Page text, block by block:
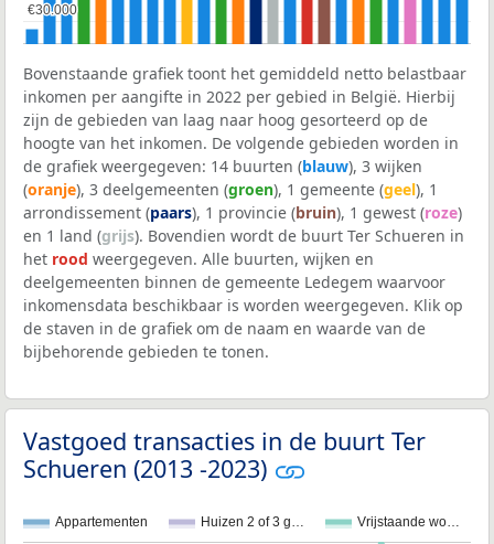
€30.000
€30.000
Bovenstaande grafiek toont het gemiddeld netto belastbaar
inkomen per aangifte in 2022 per gebied in België. Hierbij
zijn de gebieden van laag naar hoog gesorteerd op de
hoogte van het inkomen. De volgende gebieden worden in
de grafiek weergegeven: 14 buurten (blauw), 3 wijken
(oranje), 3 deelgemeenten (groen), 1 gemeente (geel), 1
arrondissement (paars), 1 provincie (bruin), 1 gewest (roze)
en 1 land (grijs). Bovendien wordt de buurt Ter Schueren in
het rood weergegeven. Alle buurten, wijken en
deelgemeenten binnen de gemeente Ledegem waarvoor
inkomensdata beschikbaar is worden weergegeven. Klik op
de staven in de grafiek om de naam en waarde van de
bijbehorende gebieden te tonen.
Vastgoed transacties in de buurt Ter
Schueren (2013 -2023)
Appartementen Huizen 2 of 3 g… Vrijstaande wo…